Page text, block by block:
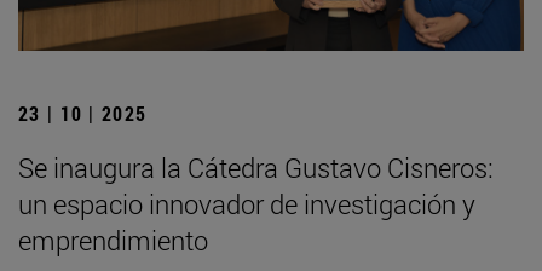
23 | 10 | 2025
Se inaugura la Cátedra Gustavo Cisneros:
un espacio innovador de investigación y
emprendimiento